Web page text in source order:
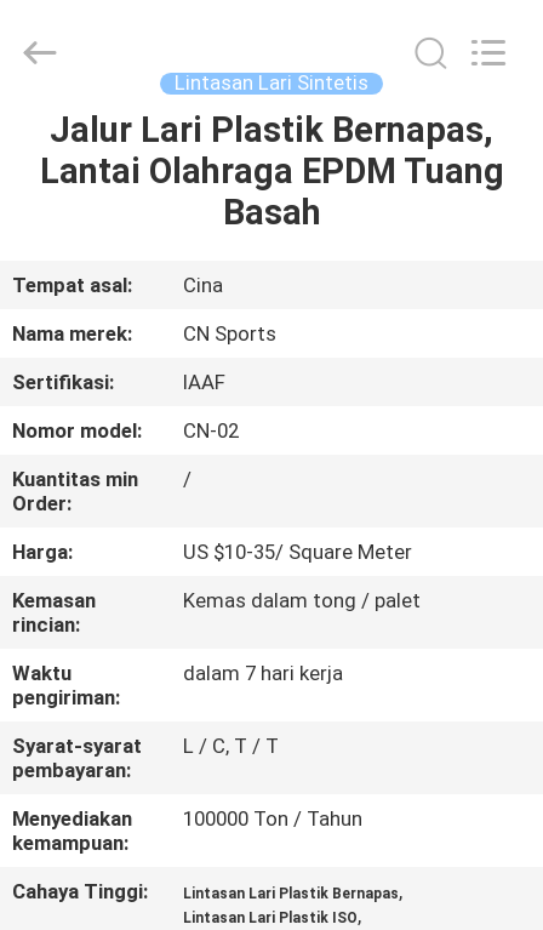
RUMAH
TENTANG
KAMI
TUR
PABRIK
KONTROL
KUALITAS
HUBUNGI
KAMI
PERMINTAAN
SITEMAP
Materials
Lintasan Lari Sintetis
Jalur Lari Plastik Bernapas,
Lantai Olahraga EPDM Tuang
Basah
Tempat asal:
Cina
Nama merek:
CN Sports
Sertifikasi:
IAAF
Nomor model:
CN-02
Kuantitas min
Order:
/
Harga:
US $10-35/ Square Meter
Kemasan
rincian:
Kemas dalam tong / palet
Waktu
pengiriman:
dalam 7 hari kerja
Syarat-syarat
pembayaran:
L / C, T / T
Menyediakan
kemampuan:
100000 Ton / Tahun
Cahaya Tinggi: Lintasan Lari Plastik Bernapas,
Lintasan Lari Plastik ISO,